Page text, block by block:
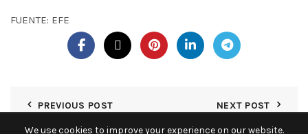
FUENTE: EFE
PREVIOUS POST NEXT POST
We use cookies to improve your experience on our website.